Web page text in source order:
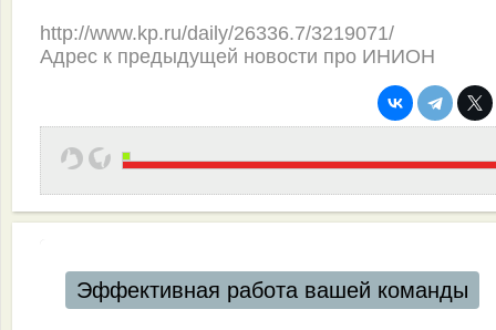
http://www.kp.ru/daily/26336.7/3219071/
Адрес к предыдущей новости про ИНИОН
Эффективная работа вашей команды